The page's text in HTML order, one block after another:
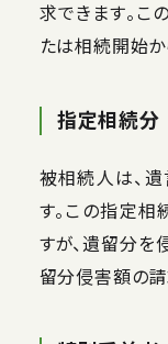
求できます。こ
たは相続開始か
指定相続分
被相続人は、
す。この指定
すが、遺留分を
留分侵害額の請